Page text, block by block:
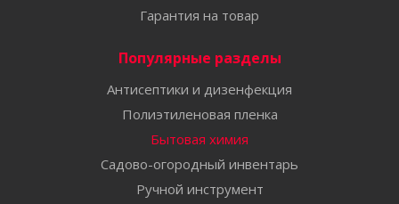
Гарантия на товар
Популярные разделы
Антисептики и дизенфекция
Полиэтиленовая пленка
Бытовая химия
Садово-огородный инвентарь
Ручной инструмент